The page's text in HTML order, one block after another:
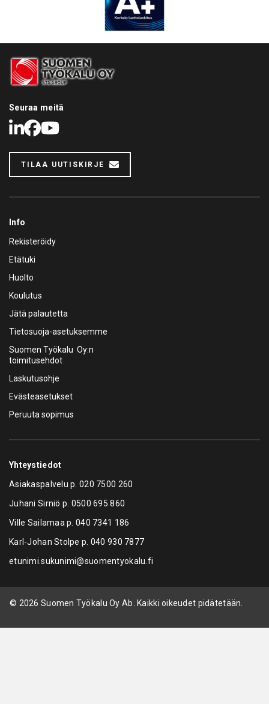
Seuraa meitä
LinkedIn
Facebook
Youtube
TILAA UUTISKIRJE
Info
Rekisteröidy
Etätuki
Huolto
Koulutus
Jätä palautetta
Tietosuoja-asetuksemme
Suomen Työkalu Oy:n
toimitusehdot
Laskutusohje
Evästeasetukset
Peruuta sopimus
Yhteystiedot
Asiakaspalvelu p.020 7500 260
Juhani Sirniö p. 0500 695 860
Ville Sailamaa p.040 7341 186
Karl-Johan Stolpe p. 040 930 7877
etunimi.sukunimi@suomentyokalu.fi
© 2026 Suomen Työkalu Oy Ab. Kaikki oikeudet pidätetään.